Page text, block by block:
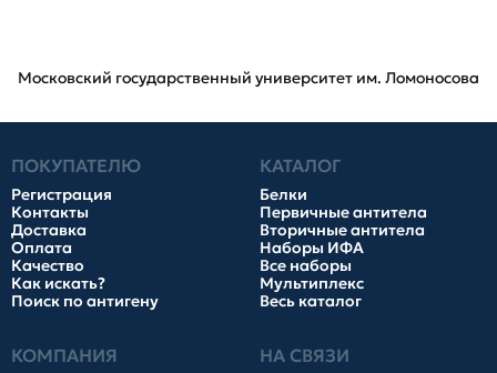
Московский государственный университет им. Ломоносова
ПОКУПАТЕЛЮ
Регистрация
Контакты
Доставка
Оплата
Качество
Как искать?
Поиск по антигену
КАТАЛОГ
Белки
Первичные антитела
Вторичные антитела
Наборы ИФА
Все наборы
Мультиплекс
Весь каталог
КОМПАНИЯ НА СВЯЗИ